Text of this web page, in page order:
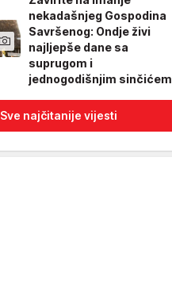
nekadašnjeg Gospodina
Savršenog: Ondje živi
najljepše dane sa
suprugom i
jednogodišnjim sinčićem
Sve najčitanije vijesti